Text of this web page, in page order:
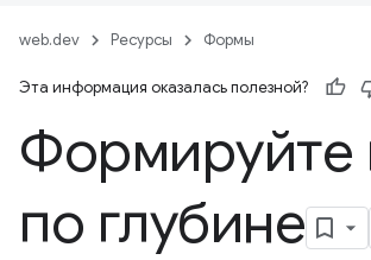
web.dev Ресурсы Формы
Эта информация оказалась полезной?
Формируйте
по глубине